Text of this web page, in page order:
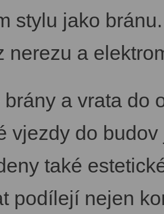
stylu jako
nerezu a
brány a vrata do
vjezdy do
také
podílejí nejen